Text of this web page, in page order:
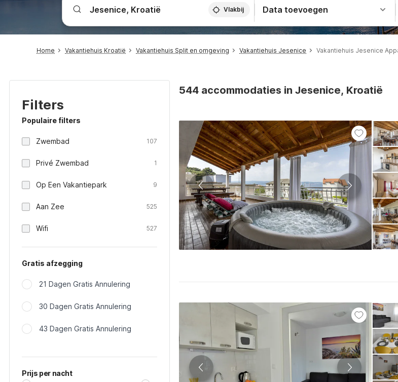
Vlakbij Data toevoegen
Home Vakantiehuis Kroatië Vakantiehuis Split en omgeving Vakantiehuis Jesenice Vakantiehuis Jesenice
Filters
Populaire filters
Zwembad 107
Privé Zwembad 1
Op Een Vakantiepark 9
Aan Zee 525
Wifi 527
Gratis afzegging
21 Dagen Gratis Annulering
30 Dagen Gratis Annulering
43 Dagen Gratis Annulering
Prijs per nacht
544 accommodaties in Jesenice, Kroatië